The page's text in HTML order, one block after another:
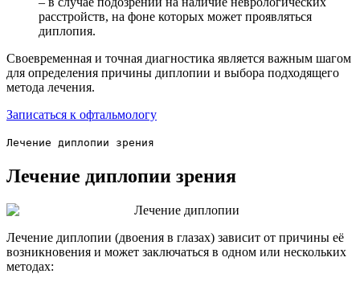
расстройств, на фоне которых может проявляться
диплопия.
Своевременная и точная диагностика является важным шагом
для определения причины диплопии и выбора подходящего
метода лечения.
Записаться к офтальмологу
Лечение диплопии зрения
Лечение диплопии зрения
Лечение диплопии (двоения в глазах) зависит от причины её
возникновения и может заключаться в одном или нескольких
методах: